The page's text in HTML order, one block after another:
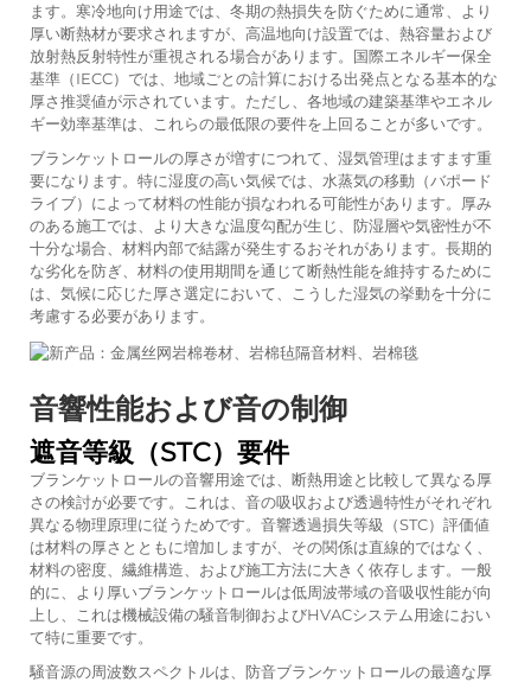
ます。寒冷地向け用途では、冬期の熱損失を防ぐために通常、より
厚い断熱材が要求されますが、高温地向け設置では、熱容量および
放射熱反射特性が重視される場合があります。国際エネルギー保全
基準（IECC）では、地域ごとの計算における出発点となる基本的な
厚さ推奨値が示されています。ただし、各地域の建築基準やエネル
ギー効率基準は、これらの最低限の要件を上回ることが多いです。
ブランケットロールの厚さが増すにつれて、湿気管理はますます重
要になります。特に湿度の高い気候では、水蒸気の移動（バポード
ライブ）によって材料の性能が損なわれる可能性があります。厚み
のある施工では、より大きな温度勾配が生じ、防湿層や気密性が不
十分な場合、材料内部で結露が発生するおそれがあります。長期的
な劣化を防ぎ、材料の使用期間を通じて断熱性能を維持するために
は、気候に応じた厚さ選定において、こうした湿気の挙動を十分に
考慮する必要があります。
音響性能および音の制御
遮音等級（STC）要件
ブランケットロールの音響用途では、断熱用途と比較して異なる厚
さの検討が必要です。これは、音の吸収および透過特性がそれぞれ
異なる物理原理に従うためです。音響透過損失等級（STC）評価値
は材料の厚さとともに増加しますが、その関係は直線的ではなく、
材料の密度、繊維構造、および施工方法に大きく依存します。一般
的に、より厚いブランケットロールは低周波帯域の音吸収性能が向
上し、これは機械設備の騒音制御およびHVACシステム用途におい
て特に重要です。
騒音源の周波数スペクトルは、防音ブランケットロールの最適な厚